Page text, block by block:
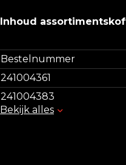
Inhoud
Bestelnummer
241004361
241004383
241004400
Bekijk alles